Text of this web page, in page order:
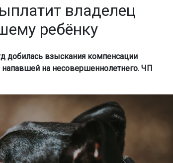
владелец
ребёнку
добилась взыскания компенсации
напавшей на несовершеннолетнего. ЧП